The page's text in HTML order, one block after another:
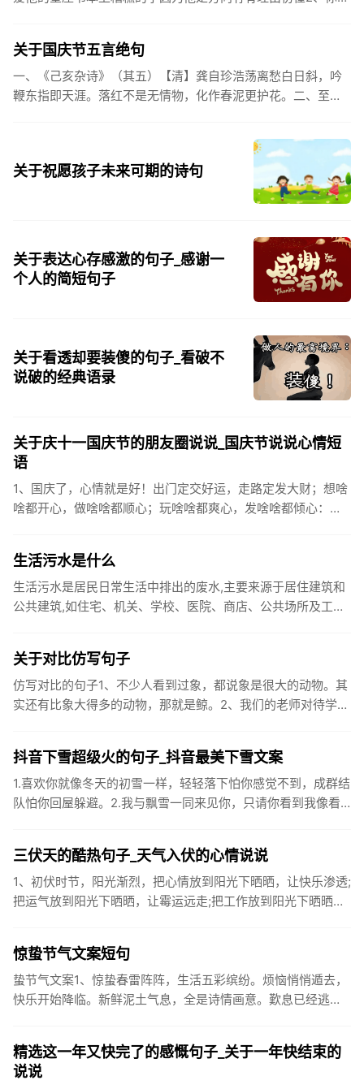
关于国庆节五言绝句
一、《己亥杂诗》（其五）【清】龚自珍浩荡离愁白日斜，吟
鞭东指即天涯。落红不是无情物，化作春泥更护花。二、至今
关于祝愿孩子未来可期的诗句
关于表达心存感激的句子_感谢一
个人的简短句子
关于看透却要装傻的句子_看破不
说破的经典语录
关于庆十一国庆节的朋友圈说说_国庆节说说心情短
语
1、国庆了，心情就是好！出门定交好运，走路定发大财；想啥
啥都开心，做啥啥都顺心；玩啥啥都爽心，发啥啥都倾心：祝
生活污水是什么
生活污水是居民日常生活中排出的废水,主要来源于居住建筑和
公共建筑,如住宅、机关、学校、医院、商店、公共场所及工业
关于对比仿写句子
仿写对比的句子1、不少人看到过象，都说象是很大的动物。其
实还有比象大得多的动物，那就是鲸。2、我们的老师对待学生
抖音下雪超级火的句子_抖音最美下雪文案
1.喜欢你就像冬天的初雪一样，轻轻落下怕你感觉不到，成群结
队怕你回屋躲避。2.我与飘雪一同来见你，只请你看到我像看
三伏天的酷热句子_天气入伏的心情说说
1、初伏时节，阳光渐烈，把心情放到阳光下晒晒，让快乐渗透;
把运气放到阳光下晒晒，让霉运远走;把工作放到阳光下晒晒，
惊蛰节气文案短句
蛰节气文案1、惊蛰春雷阵阵，生活五彩缤纷。烦恼悄悄遁去，
快乐开始降临。新鲜泥土气息，全是诗情画意。歎息已经逃
精选这一年又快完了的感慨句子_关于一年快结束的
说说